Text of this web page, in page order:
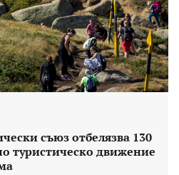
съюз отбелязва 130
туристическо движение